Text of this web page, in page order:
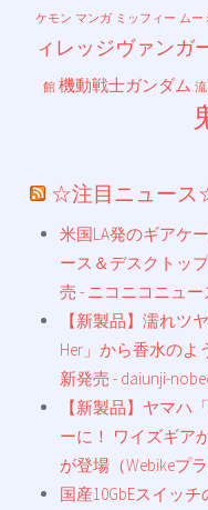
ケモン マンガ ミッフィー ムー
ィレッジヴァンガ
館 機動戦士ガンダム
☆注目ニュー
米国LA発のギアケ
ース＆デスクトッ
売 - ニコニコニュー
【新製品】濡れツ
Her」から香水のよ
新発売 - daiunji-
【新製品】ヤマハ
ーに！ ワイズギア
が登場（Webikeプ
国産10GbEスイッ